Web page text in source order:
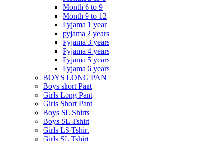
Month 6 to 9
Month 9 to 12
Pyjama 1 year
pyjama 2 years
Pyjama 3 years
Pyjama 4 years
Pyjama 5 years
Pyjama 6 years
BOYS LONG PANT
Boys short Pant
Girls Long Pant
Girls Short Pant
Boys SL Shirts
Boys SL Tshirt
Girls LS Tshirt
Girls SL Tshirt